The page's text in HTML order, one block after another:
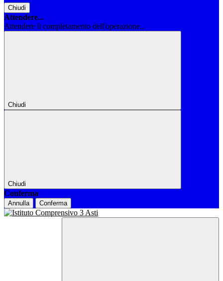
Chiudi
Attendere...
Attendere il completamento dell'operazione...
Chiudi
Chiudi
Conferma
Annulla Conferma